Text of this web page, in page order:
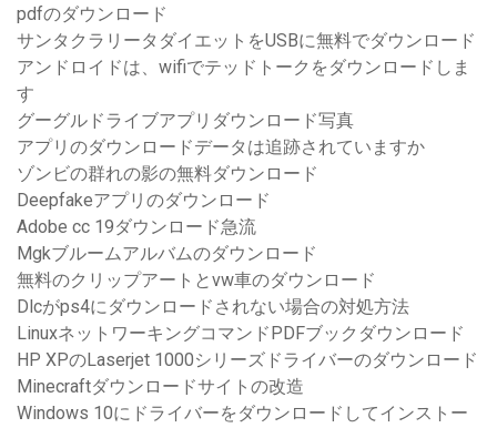
pdfのダウンロード
サンタクラリータダイエットをUSBに無料でダウンロード
アンドロイドは、wifiでテッドトークをダウンロードしま
す
グーグルドライブアプリダウンロード写真
アプリのダウンロードデータは追跡されていますか
ゾンビの群れの影の無料ダウンロード
Deepfakeアプリのダウンロード
Adobe cc 19ダウンロード急流
Mgkブルームアルバムのダウンロード
無料のクリップアートとvw車のダウンロード
Dlcがps4にダウンロードされない場合の対処方法
LinuxネットワーキングコマンドPDFブックダウンロード
HP XPのLaserjet 1000シリーズドライバーのダウンロード
Minecraftダウンロードサイトの改造
Windows 10にドライバーをダウンロードしてインストー